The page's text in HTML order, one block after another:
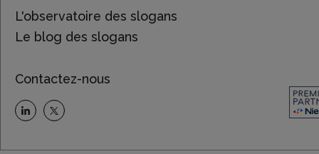
L'observatoire des slogans
Le blog des slogans
Contactez-nous